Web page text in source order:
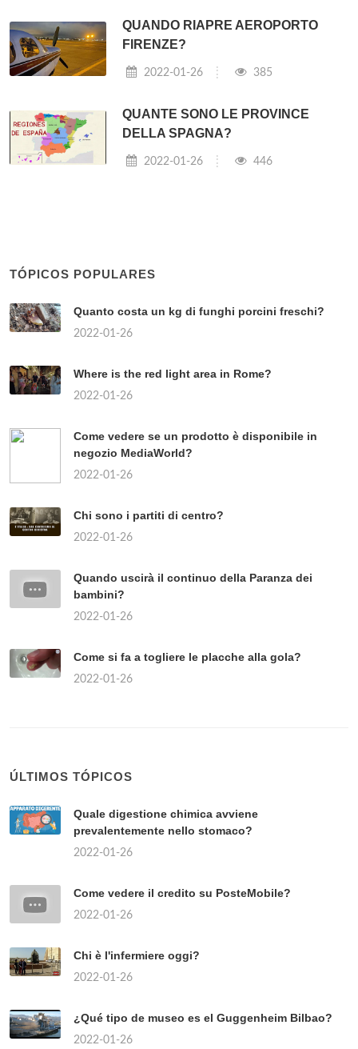
QUANDO RIAPRE AEROPORTO
FIRENZE?
2022-01-26 385
QUANTE SONO LE PROVINCE
DELLA SPAGNA?
2022-01-26 446
TÓPICOS POPULARES
Quanto costa un kg di funghi porcini freschi?
2022-01-26
Where is the red light area in Rome?
2022-01-26
Come vedere se un prodotto è disponibile in
negozio MediaWorld?
2022-01-26
Chi sono i partiti di centro?
2022-01-26
Quando uscirà il continuo della Paranza dei
bambini?
2022-01-26
Come si fa a togliere le placche alla gola?
2022-01-26
ÚLTIMOS TÓPICOS
Quale digestione chimica avviene
prevalentemente nello stomaco?
2022-01-26
Come vedere il credito su PosteMobile?
2022-01-26
Chi è l'infermiere oggi?
2022-01-26
¿Qué tipo de museo es el Guggenheim Bilbao?
2022-01-26